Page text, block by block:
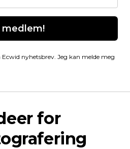
medlem!
nyhetsbrev. Jeg kan melde meg
for